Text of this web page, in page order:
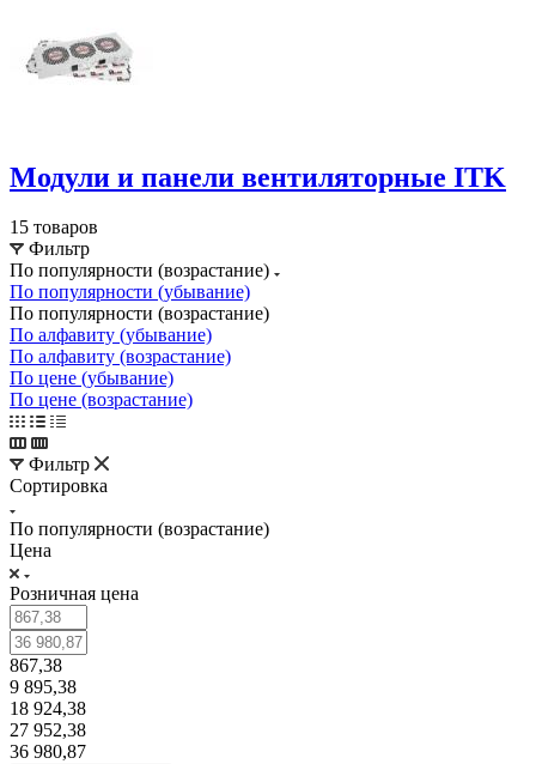
Модули и панели вентиляторные ITK
15 товаров
Фильтр
По популярности (возрастание)
По популярности (убывание)
По популярности (возрастание)
По алфавиту (убывание)
По алфавиту (возрастание)
По цене (убывание)
По цене (возрастание)
Фильтр
Сортировка
По популярности (возрастание)
Цена
Розничная цена
867,38
9 895,38
18 924,38
27 952,38
36 980,87